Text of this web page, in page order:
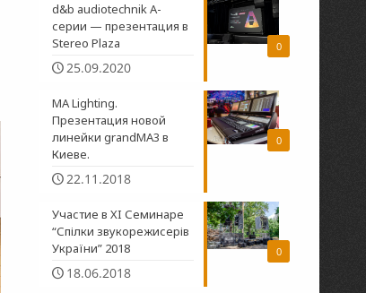
0
d&b audiotechnik A-
серии — презентация в
Stereo Plaza
25.09.2020
0
MA Lighting.
Презентация новой
линейки grandMA3 в
Киеве.
22.11.2018
0
Участие в XI Семинаре
“Спілки звукорежисерів
України” 2018
18.06.2018